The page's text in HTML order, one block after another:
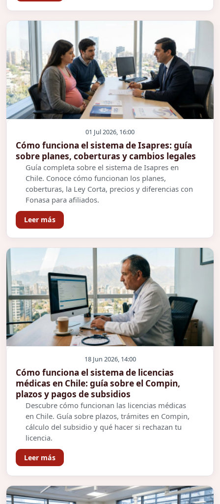
01 Jul 2026, 16:00
Cómo funciona el sistema de Isapres: guía
sobre planes, coberturas y cambios legales
Guía completa sobre el sistema de Isapres en
Chile. Conoce cómo funcionan los planes,
coberturas, la Ley Corta, precios y diferencias con
Fonasa para afiliados.
Leer más
18 Jun 2026, 14:00
Cómo funciona el sistema de licencias
médicas en Chile: guía sobre el Compin,
plazos y pagos de subsidios
Descubre cómo funcionan las licencias médicas
en Chile. Guía sobre plazos, trámites en Compin,
cálculo del subsidio y qué hacer si rechazan tu
licencia.
Leer más